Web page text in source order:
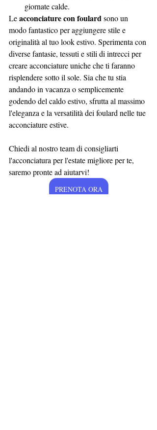
giornate calde.
Le acconciature con foulard sono un
modo fantastico per aggiungere stile e
originalità al tuo look estivo. Sperimenta con
diverse fantasie, tessuti e stili di intrecci per
creare acconciature uniche che ti faranno
risplendere sotto il sole. Sia che tu stia
andando in vacanza o semplicemente
godendo del caldo estivo, sfrutta al massimo
l'eleganza e la versatilità dei foulard nelle tue
acconciature estive.
Chiedi al nostro team di consigliarti
l'acconciatura per l'estate migliore per te,
saremo pronte ad aiutarvi!
PRENOTA ORA